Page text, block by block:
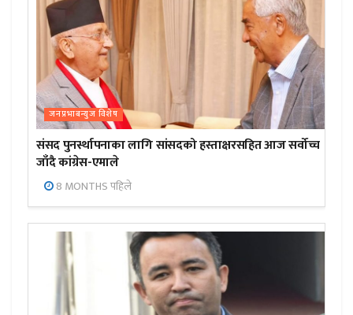
जनप्रभाबन्युज विशेष
संसद पुनर्स्थापनाका लागि सांसदको हस्ताक्षरसहित आज सर्वोच्च
जाँदै कांग्रेस-एमाले
8 MONTHS पहिले